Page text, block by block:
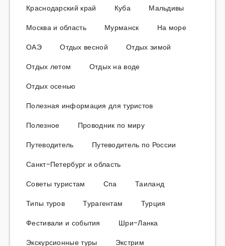
Краснодарский край
Куба
Мальдивы
Москва и область
Мурманск
На море
ОАЭ
Отдых весной
Отдых зимой
Отдых летом
Отдых на воде
Отдых осенью
Полезная информация для туристов
Полезное
Проводник по миру
Путеводитель
Путеводитель по России
Санкт-Петербург и область
Советы туристам
Спа
Таиланд
Типы туров
Турагентам
Турция
Фестивали и события
Шри-Ланка
Экскурсионные туры
Экстрим